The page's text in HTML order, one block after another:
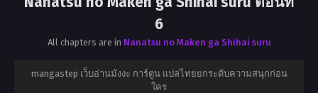
6
All chapters are in Nanatsu no Maken ga Shihai suru
mangastep เว็บอ่านมังงะ การ์ตูน แปลไทยยกระดับความสนุกก่อน
ใคร